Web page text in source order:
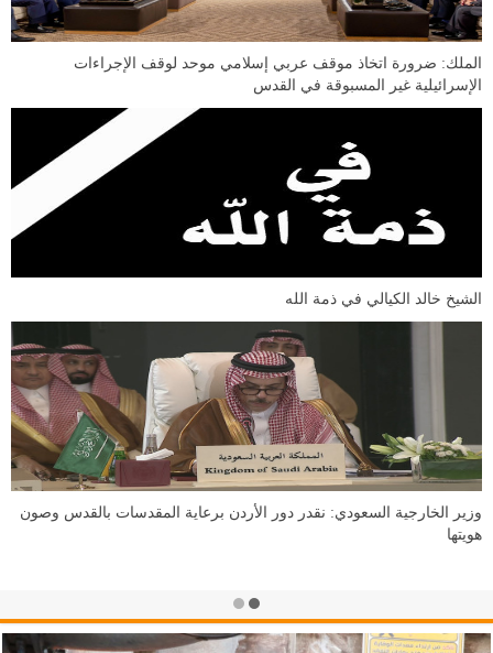
الملك: ضرورة اتخاذ موقف عربي إسلامي موحد لوقف الإجراءات
الإسرائيلية غير المسبوقة في القدس
الشيخ خالد الكيالي في ذمة الله
وزير الخارجية السعودي: نقدر دور الأردن برعاية المقدسات بالقدس وصون
هويتها